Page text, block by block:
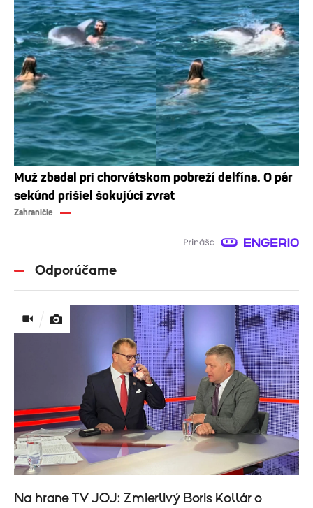
Muž zbadal pri chorvátskom pobreží delfína. O pár
sekúnd prišiel šokujúci zvrat
Zahraničie
Odporúčame
Na hrane TV JOJ: Zmierlivý Boris Kollár o